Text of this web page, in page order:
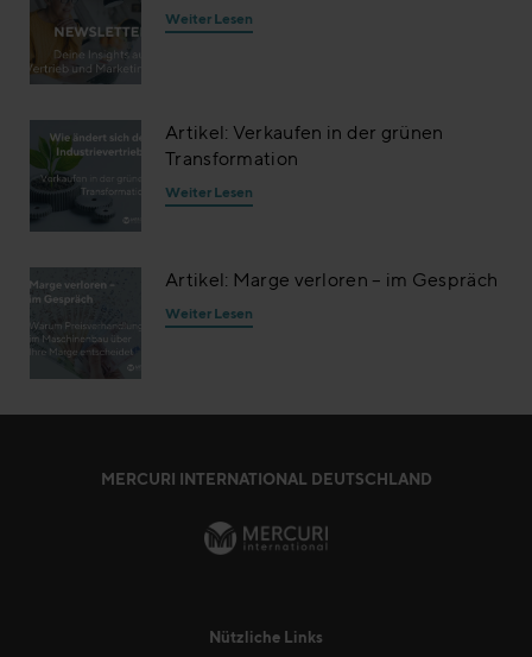
Weiter Lesen
Artikel: Verkaufen in der grünen
Transformation
Weiter Lesen
Artikel: Marge verloren – im Gespräch
Weiter Lesen
MERCURI INTERNATIONAL DEUTSCHLAND
Nützliche Links